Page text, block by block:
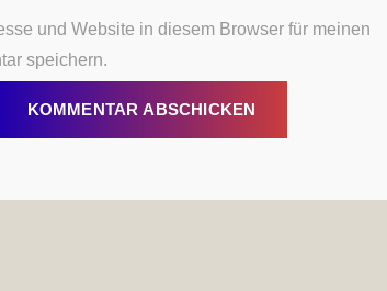
und Website in diesem Browser für meinen
speichern.